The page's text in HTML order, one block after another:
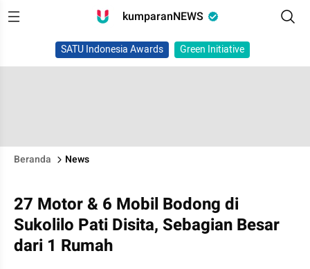
kumparanNEWS
SATU Indonesia Awards Green Initiative
Beranda News
27 Motor & 6 Mobil Bodong di
Sukolilo Pati Disita, Sebagian Besar
dari 1 Rumah